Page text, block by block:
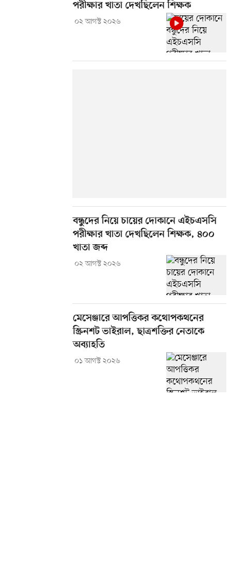
পরীক্ষার খাতা দেখছিলেন শিক্ষক
০২ আগস্ট ২০২৬
বন্ধুদের নিয়ে চায়ের দোকানে এইচএসসি
পরীক্ষার খাতা দেখছিলেন শিক্ষক, ৪০০
খাতা জব্দ
০২ আগস্ট ২০২৬
মেসেঞ্জারে আপত্তিকর কথোপকথনের
স্ক্রিনশট ভাইরাল, ছাত্রশক্তির নেতাকে
অব্যাহতি
০১ আগস্ট ২০২৬